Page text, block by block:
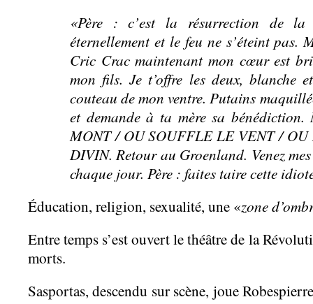
«Père : c’est la résurrection de
éternellement et le feu ne s’éteint pas.
Cric Crac maintenant mon cœur est
mon fils. Je t’offre les deux, blanche
couteau de mon ventre. Putains
et demande à ta mère sa
MONT / OU SOUFFLE LE VENT / OU
DIVIN. Retour au Groenland. Venez
chaque jour. Père : faites taire cette
Éducation, religion, sexualité, une «zone
Entre temps s’est ouvert le théâtre de la
morts.
Sasportas, descendu sur scène, joue